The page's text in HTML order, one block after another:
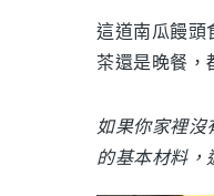
這道南瓜饅頭
茶還是晚餐，
如果你家裡沒
的基本材料，